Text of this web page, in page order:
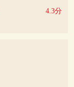
4.3分